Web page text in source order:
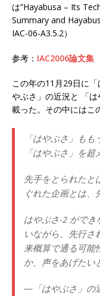
は”Hayabusa – Its
Summary and
IAC-06-A3.5.2）
参考： IAC2006論文集
この年の11月29日に
やぶさ」の近況と 「
載った。その中にはこ
「はやぶさ」も
「はやぶさ」を超
先手をとられたと
ぐれた企画とは、
はやぶさ-2 ができ
いながら、先行さ
来概算で通る可能
か、声をあげたい
―「はやぶさ」の